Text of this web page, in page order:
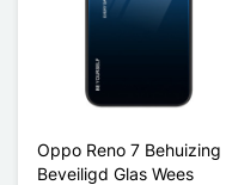
Oppo Reno 7 Behuizing
Beveiligd Glas Wees